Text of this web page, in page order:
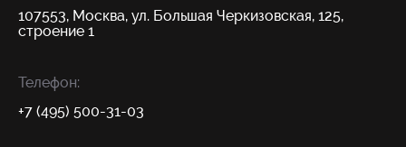
107553, Москва, ул. Большая Черкизовская, 125,
строение 1
Телефон:
+7 (495) 500-31-03